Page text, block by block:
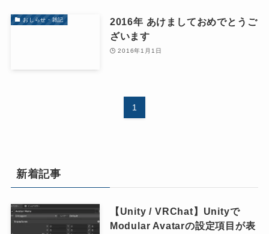
おしらせ・雑記
2016年 あけましておめでとうご
ざいます
2016年1月1日
1
新着記事
【Unity / VRChat】Unityで
Modular Avatarの設定項目が表